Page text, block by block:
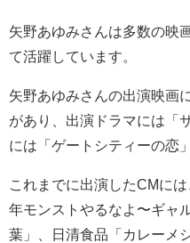
矢野あゆみさんは多数の映
て活躍しています。
矢野あゆみさんの出演映画
があり、出演ドラマには「
には「ゲートシティーの恋
これまでに出演したCMに
年モンストやるなよ〜ギャ
葉」、日清食品「カレーメ